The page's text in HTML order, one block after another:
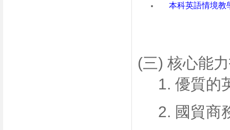
本科英語情境教
(三) 核心能
1. 優質的
2. 國貿商